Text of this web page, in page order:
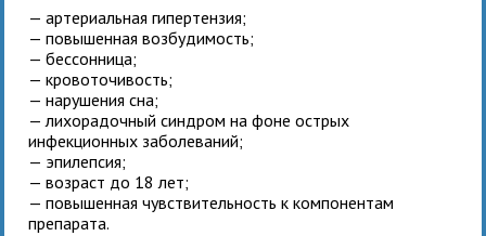
— артериальная гипертензия;
— повышенная возбудимость;
— бессонница;
— кровоточивость;
— нарушения сна;
— лихорадочный синдром на фоне острых
инфекционных заболеваний;
— эпилепсия;
— возраст до 18 лет;
— повышенная чувствительность к компонентам
препарата.